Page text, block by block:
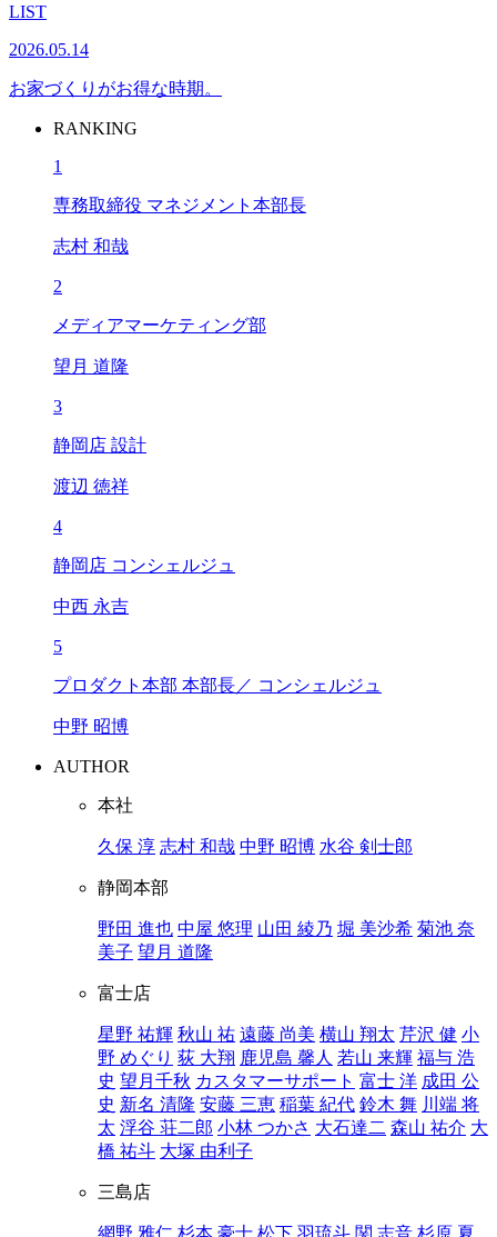
LIST
2026.05.14
お家づくりがお得な時期。
RANKING
1
専務取締役 マネジメント本部長
志村 和哉
2
メディアマーケティング部
望月 道隆
3
静岡店 設計
渡辺 徳祥
4
静岡店 コンシェルジュ
中西 永吉
5
プロダクト本部 本部長／ コンシェルジュ
中野 昭博
AUTHOR
本社
久保 淳 志村 和哉 中野 昭博 水谷 剣士郎
静岡本部
野田 進也 中屋 悠理 山田 綾乃 堀 美沙希 菊池 奈
美子 望月 道隆
富士店
星野 祐輝 秋山 祐 遠藤 尚美 横山 翔太 芹沢 健 小
野 めぐり 荻 大翔 鹿児島 馨人 若山 来輝 福与 浩
史 望月千秋 カスタマーサポート 富士 洋 成田 公
史 新名 清隆 安藤 三恵 稲葉 紀代 鈴木 舞 川端 将
太 浮谷 荘二郎 小林 つかさ 大石達二 森山 祐介 大
橋 祐斗 大塚 由利子
三島店
網野 雅仁 杉本 豪士 松下 羽琉斗 関 志音 杉原 夏